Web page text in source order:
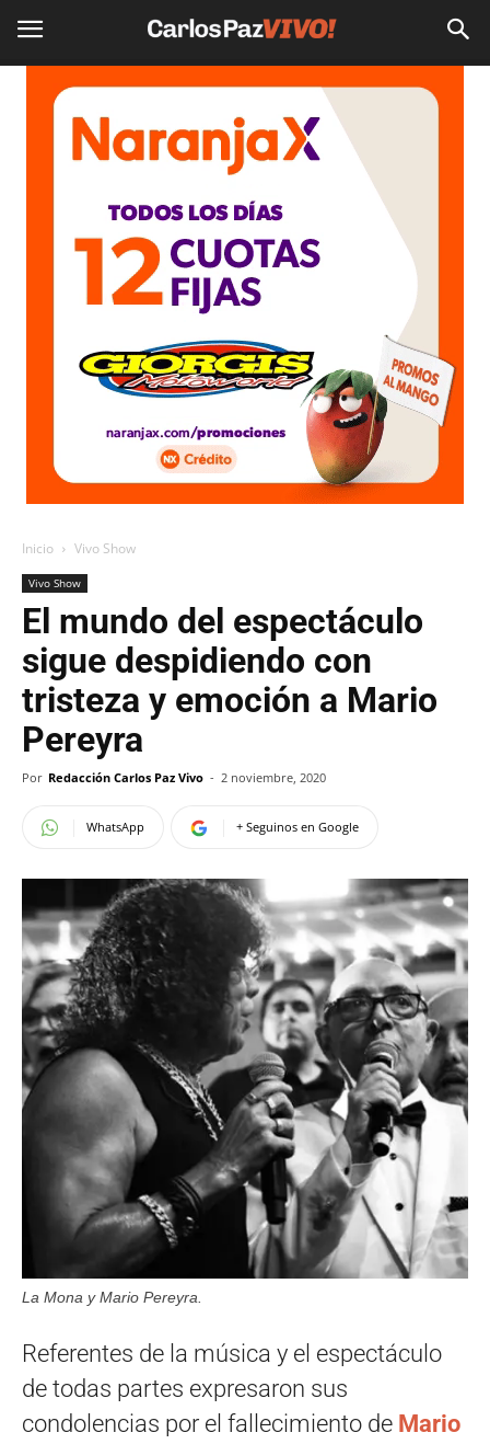
Inicio Vivo Show
Vivo Show
El mundo del espectáculo
sigue despidiendo con
tristeza y emoción a Mario
Pereyra
Por Redacción Carlos Paz Vivo - 2 noviembre, 2020
WhatsApp + Seguinos en Google
La Mona y Mario Pereyra.
Referentes de la música y el espectáculo
de todas partes expresaron sus
condolencias por el fallecimiento de Mario